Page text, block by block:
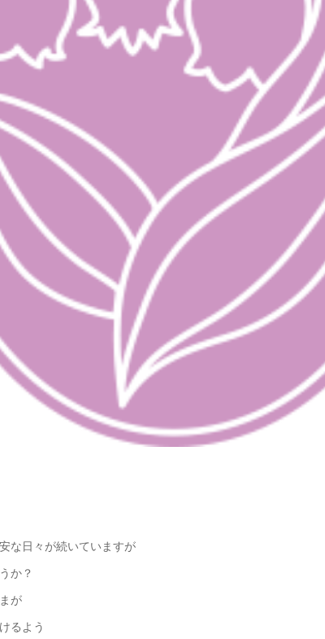
な日々が続いていますが
か？
が
るよう